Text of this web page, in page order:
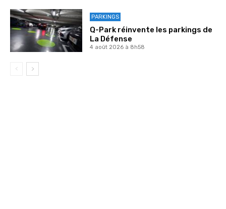
PARKINGS
Q-Park réinvente les parkings de
La Défense
4 août 2026 à 8h58